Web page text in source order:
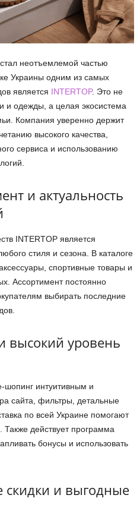
неотъемлемой частью
Украины одним из самых
является INTERTOP. Это не
и одежды, а целая экосистема
Компания уверенно держит
высокого качества,
сервиса и использованию
и актуальность
INTERTOP является
стиля и сезона. В каталоге
спортивные товары и
Ассортимент постоянно
выбирать последние
высокий уровень
шопинг интуитивным и
сайта, фильтры, детальные
по всей Украине помогают
Также действует программа
бонусы и использовать
и выгодные